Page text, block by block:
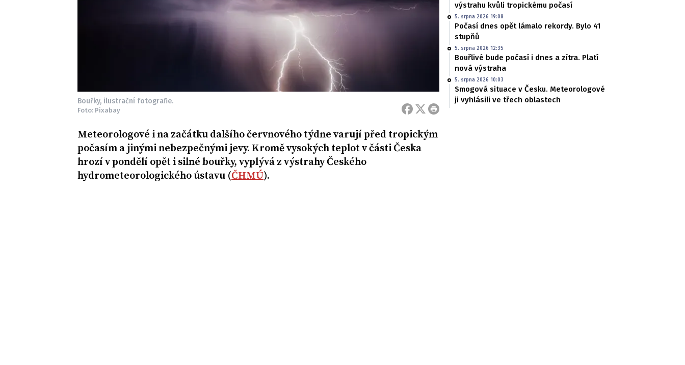
Bouřky, ilustrační fotografie.
Foto: Pixabay
Meteorologové i na začátku dalšího červnového týdne varují před tropickým
počasím a jinými nebezpečnými jevy. Kromě vysokých teplot v části Česka
hrozí v pondělí opět i silné bouřky, vyplývá z výstrahy Českého
hydrometeorologického ústavu (ČHMÚ).
výstrahu kvůli tropickému počasí
5. srpna 2026 19:08
Počasí dnes opět lámalo rekordy. Bylo 41
stupňů
5. srpna 2026 12:35
Bouřlivé bude počasí i dnes a zítra. Platí
nová výstraha
5. srpna 2026 10:03
Smogová situace v Česku. Meteorologové
ji vyhlásili ve třech oblastech